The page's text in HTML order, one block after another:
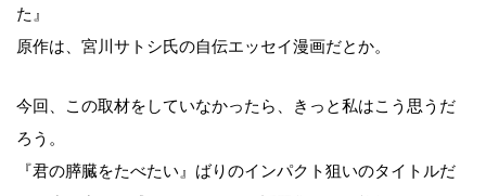
た』
原作は、宮川サトシ氏の自伝エッセイ漫画だとか。
今回、この取材をしていなかったら、きっと私はこう思うだ
ろう。
『君の膵臓をたべたい』ばりのインパクト狙いのタイトルだ